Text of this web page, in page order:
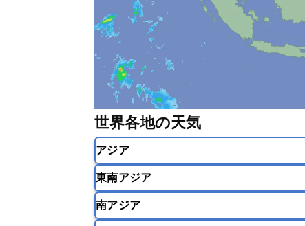
世界各地の天気
アジア
韓国
東南アジア
インドネシア
南アジア